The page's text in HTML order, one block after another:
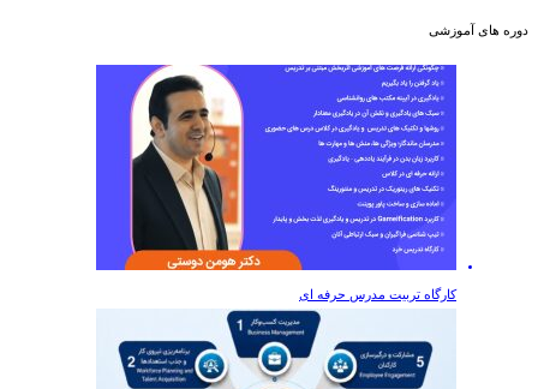
دوره های آموزشی
کارگاه تربیت مدرس حرفه ای